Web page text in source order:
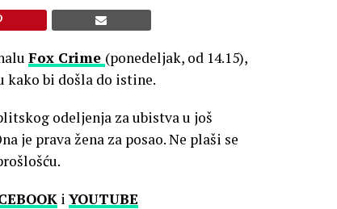
Fox Crime (ponedeljak, od 14.15),
bi došla do istine.
odeljenja za ubistva u još
je prava žena za posao. Ne plaši se
i YOUTUBE